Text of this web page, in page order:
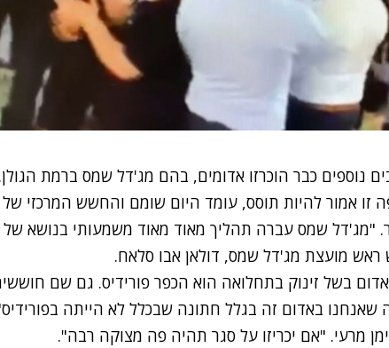
נוספים כבר הוכרזו אדומים, בהם מג'דל שמס ברמת
זו אמור להיות תוסס, עומד היום שומם והחשש המרכזי
"מג'דל שמס עברה תהליך מאוד מאוד משמעותי בנושא
מועצת מג'דל שמס, דולאן אבו סלאח.
בשל זינוק בתחלואה הוא הכפר פורידיס. גם שם
שאנחנו באדום זה בגלל חתונה שבכלל לא הייתה
מרעי. "אם יכריזו על סגר תהיה פה מצוקה רבה".